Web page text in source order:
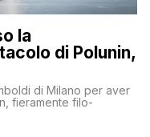
la
di Polunin,
di Milano per aver
fieramente filo-